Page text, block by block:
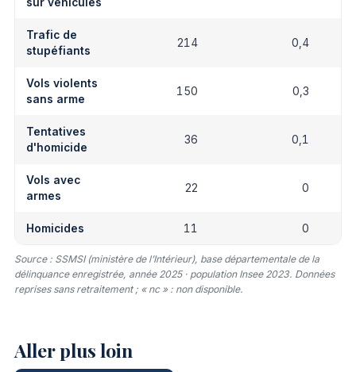
Trafic de
stupéfiants
214 0,4
Vols violents
sans arme
150 0,3
Tentatives
d'homicide
36 0,1
Vols avec
armes
22 0
Homicides 11 0
Source : SSMSI (ministère de l’Intérieur), base départementale de la
délinquance enregistrée, année 2025 · population Insee 2023. Données
reprises sans retraitement ; « nc » : non disponible.
Aller plus loin